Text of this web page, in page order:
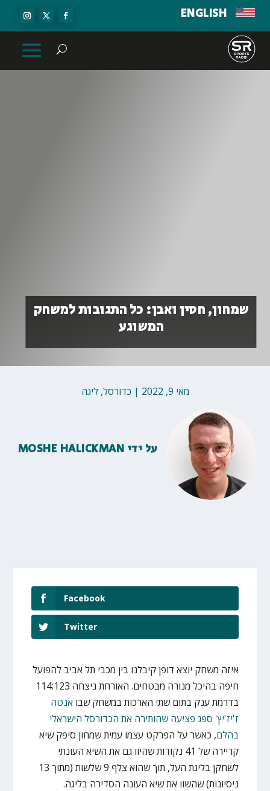
ENGLISH
שמחון, חסין ואבן: כל התגובות למשחק
המשוגע
מאי 9, 2022 | כדורסל,ליגה
על ידי MOSHE HALICKMAN
Facebook
Twitter
איזה משחק יוצא דופן קיבלנו בין מכבי תל אביב להפועל
חיפה בהיכל מנורה מבטחים. האורחת ניצחה 114:123
בדרמת ענק בתום שתי הארכות במשחק שבו אנטה
ז'יז'יץ' ספג פציעה שהותירה את הכדורסל הישראלי
בהלם, כאשר על הפרקט עצמו עמית שמחון סיפק שיא
קריירה של 41 נקודות שהיוו גם את השיא העונתי
לשחקן בליגת העל, תוך שהוא צלף 9 שלשות (מתוך 13
ניסיונות) שהשוו את שיא העונה הסדירה בליגה.